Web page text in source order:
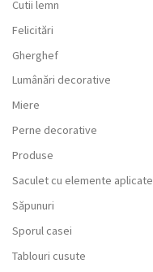
Cutii lemn
Felicitări
Gherghef
Lumânări decorative
Miere
Perne decorative
Produse
Saculet cu elemente aplicate
Săpunuri
Sporul casei
Tablouri cusute